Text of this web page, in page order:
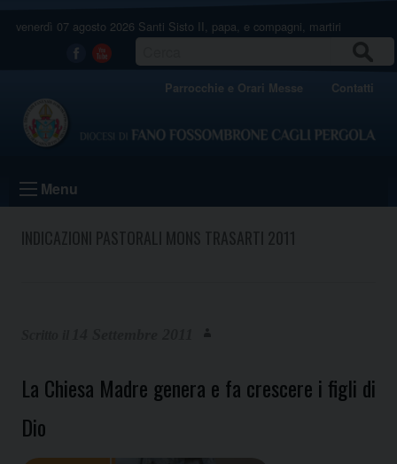
venerdì 07 agosto 2026 Santi Sisto II, papa, e compagni, martiri
Facebook
Youtube
Parrocchie e Orari Messe Contatti
Menu
La Chiesa Madre genera e fa crescere i figli di
Dio